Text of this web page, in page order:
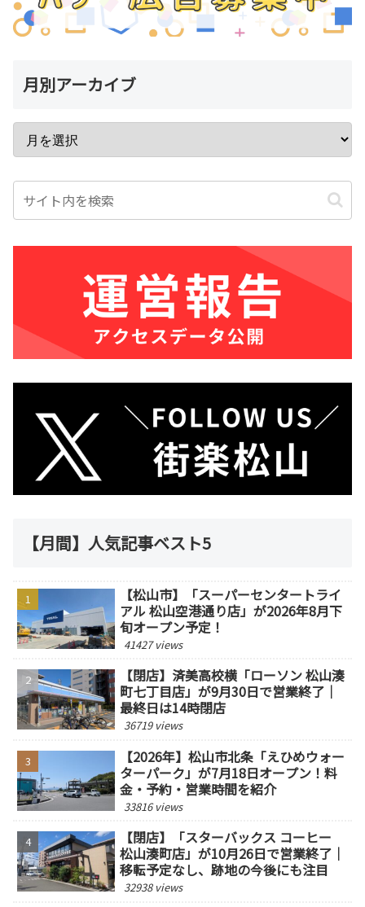
月別アーカイブ
【月間】人気記事ベスト5
【松山市】「スーパーセンタートライ
アル 松山空港通り店」が2026年8月下
旬オープン予定！
41427 views
【閉店】済美高校横「ローソン 松山湊
町七丁目店」が9月30日で営業終了｜
最終日は14時閉店
36719 views
【2026年】松山市北条「えひめウォー
ターパーク」が7月18日オープン！料
金・予約・営業時間を紹介
33816 views
【閉店】「スターバックス コーヒー
松山湊町店」が10月26日で営業終了｜
移転予定なし、跡地の今後にも注目
32938 views